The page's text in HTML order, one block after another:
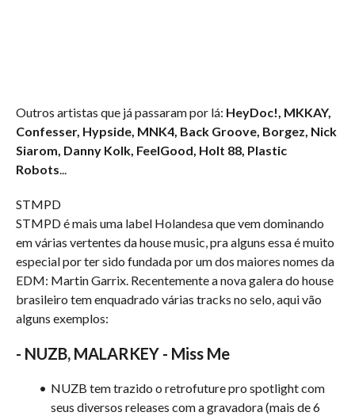
Outros artistas que já passaram por lá: HeyDoc!, MKKAY,
Confesser, Hypside, MNK4, Back Groove, Borgez, Nick
Siarom, Danny Kolk, FeelGood, Holt 88, Plastic
Robots...
STMPD
STMPD é mais uma label Holandesa que vem dominando
em várias vertentes da house music, pra alguns essa é muito
especial por ter sido fundada por um dos maiores nomes da
EDM: Martin Garrix. Recentemente a nova galera do house
brasileiro tem enquadrado várias tracks no selo, aqui vão
alguns exemplos:
- NUZB, MALARKEY - Miss Me
NUZB tem trazido o retrofuture pro spotlight com
seus diversos releases com a gravadora (mais de 6